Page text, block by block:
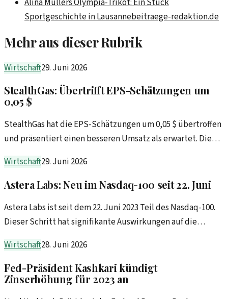
Alina Müllers Olympia-Trikot: Ein Stück
Sportgeschichte in Lausannebeitraege-redaktion.de
Mehr aus dieser Rubrik
Wirtschaft29. Juni 2026
StealthGas: Übertrifft EPS-Schätzungen um
0,05 $
StealthGas hat die EPS-Schätzungen um 0,05 $ übertroffen
und präsentiert einen besseren Umsatz als erwartet. Die
Unternehmens.
Wirtschaft29. Juni 2026
Astera Labs: Neu im Nasdaq-100 seit 22. Juni
Astera Labs ist seit dem 22. Juni 2023 Teil des Nasdaq-100.
Dieser Schritt hat signifikante Auswirkungen auf die
Wirtschaft28. Juni 2026
Fed-Präsident Kashkari kündigt
Zinserhöhung für 2023 an